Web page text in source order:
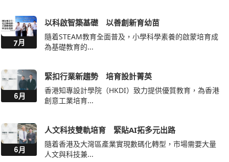
7月
以科啟智築基礎 以善創新育幼苗
隨着STEAM教育全面普及，小學科學素養的啟蒙培育成
為基礎教育的...
6月
緊扣行業新趨勢 培育設計菁英
香港知專設計學院（HKDI）致力提供優質教育，為香港
創意工業培育...
6月
人文科技雙軌培育 緊貼AI拓多元出路
隨着香港及大灣區產業實現數碼化轉型，市場需要大量
人文與科技兼...